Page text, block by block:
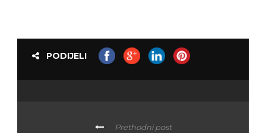
PODIJELI
Prethodni post